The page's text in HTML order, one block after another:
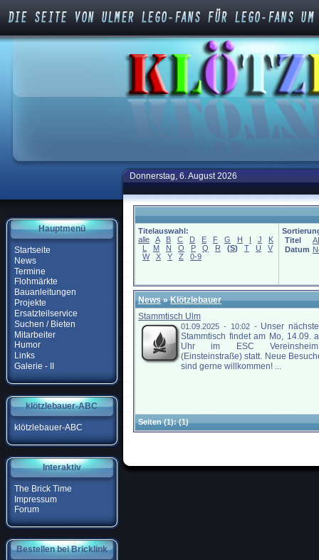
Hauptmenü
Startseite
News
Termine
Flohmärkte
Bauanleitungen
Projekte
Ersatzteilservice
Suchen / Bieten
Mitarbeiter
Humor
Links
Galerie - II
klötzlebauer-ABC
klötzlebauer-ABC
Interaktiv
The Brick Time
Impressum
Forum
Bestellen bei Bricklink
Donnerstag, 6. August 2026
Titelauswahl:
alle
A B C D E F G H I J
K
L
M N O P Q R (S) T U
V
W
X Y Z 0-9
Titel
Datum
News»Klötzlebauer
Stammtisch Ulm
01.09.2025 - 10:02- Unser
Stammtisch findet am Mo, 14.09.
Uhr im ESC
(Einsteinstraße) statt. Neue
sind gerne willkommen! ...
Seiten(1):(1)